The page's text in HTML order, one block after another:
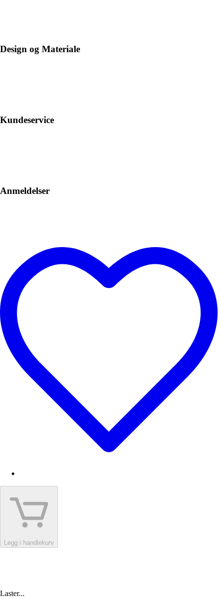
Design og Materiale
Kundeservice
Anmeldelser
Legg i handlekurv
Laster...